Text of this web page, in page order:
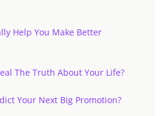
Help You Make Better
The Truth About Your Life?
Your Next Big Promotion?